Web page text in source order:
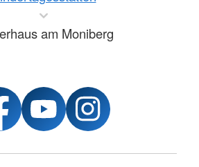
am Moniberg